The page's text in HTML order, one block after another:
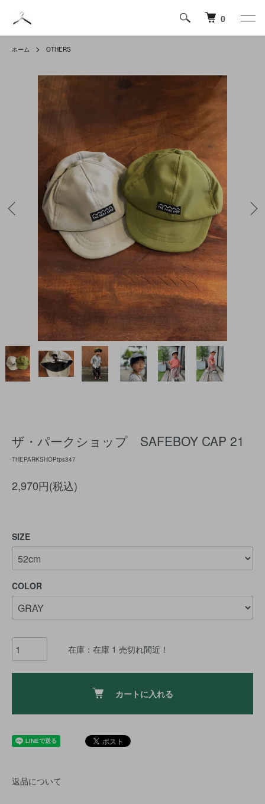
0
ホーム OTHERS
ザ・パークショップ SAFEBOY CAP 21
THEPARKSHOPtps347
2,970円(税込)
SIZE
COLOR
在庫：在庫 1 売切れ間近！
カートに入れる
返品について